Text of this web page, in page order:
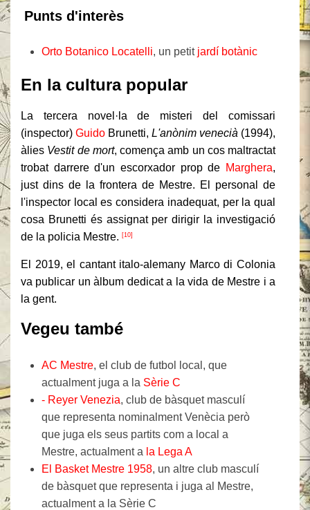
Punts d'interès
Orto Botanico Locatelli, un petit jardí botànic
En la cultura popular
La tercera novel·la de misteri del comissari
(inspector) Guido Brunetti, L'anònim venecià (1994),
àlies Vestit de mort, comença amb un cos maltractat
trobat darrere d'un escorxador prop de Marghera,
just dins de la frontera de Mestre. El personal de
l'inspector local es considera inadequat, per la qual
cosa Brunetti és assignat per dirigir la investigació
de la policia Mestre. [10]
El 2019, el cantant italo-alemany Marco di Colonia
va publicar un àlbum dedicat a la vida de Mestre i a
la gent.
Vegeu també
AC Mestre, el club de futbol local, que
actualment juga a la Sèrie C
- Reyer Venezia, club de bàsquet masculí
que representa nominalment Venècia però
que juga els seus partits com a local a
Mestre, actualment a la Lega A
El Basket Mestre 1958, un altre club masculí
de bàsquet que representa i juga al Mestre,
actualment a la Sèrie C